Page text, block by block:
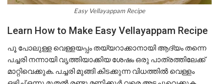
Easy Vellayappam Recipe
Learn How to Make Easy Vellayappam Recipe
പൂ പോലുള്ള വെള്ളയപ്പം തയ്യറാക്കാനായി ആദ്യം തന്നെ
പച്ചരി നന്നായി വൃത്തിയാക്കിയ ശേഷം ഒരു പാത്രത്തിലേക്ക്
മാറ്റിവെക്കുക. പച്ചരി മുങ്ങി കിടക്കുന്ന വിധത്തിൽ വെള്ളം